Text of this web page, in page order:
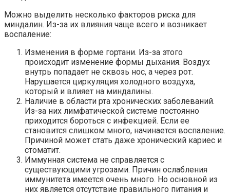
Можно выделить несколько факторов риска для
миндалин. Из-за их влияния чаще всего и возникает
воспаление:
Изменения в форме гортани. Из-за этого
происходит изменение формы дыхания. Воздух
внутрь попадает не сквозь нос, а через рот.
Нарушается циркуляция холодного воздуха,
который и влияет на миндалины.
Наличие в области рта хронических заболеваний.
Из-за них лимфатической системе постоянно
приходится бороться с инфекцией. Если ее
становится слишком много, начинается воспаление.
Причиной может стать даже хронический кариес и
стоматит.
Иммунная система не справляется с
существующими угрозами. Причин ослабления
иммунитета имеется очень много. Но основной из
них является отсутствие правильного питания и